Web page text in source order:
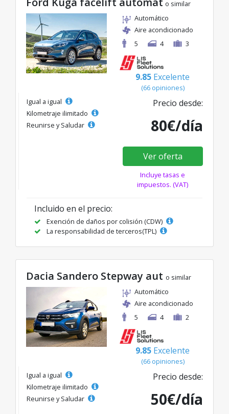
o similar
Automático
Aire acondicionado
5
4 3
9.85 Excelente
(66 opiniones)
Igual a igual
Kilometraje ilimitado
Reunirse y Saludar
Precio desde:
80€/día
Ver oferta
Incluye tasas e
impuestos. (VAT)
Incluido en el precio:
Exención de daños por colisión (CDW)
La responsabilidad de terceros(TPL)
Dacia Sandero Stepway aut o similar
Automático
Aire acondicionado
5
4 2
9.85 Excelente
(66 opiniones)
Igual a igual
Kilometraje ilimitado
Reunirse y Saludar
Precio desde:
50€/día